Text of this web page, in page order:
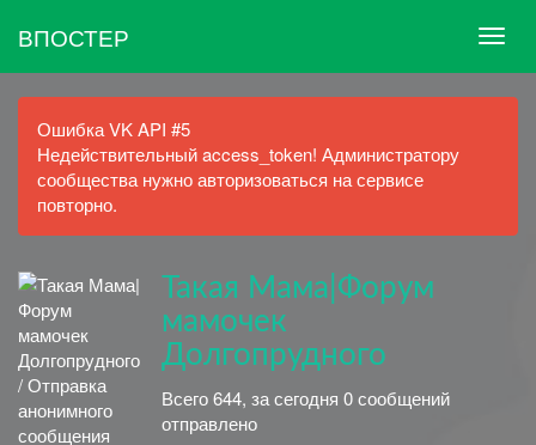
ВПОСТЕР
Ошибка VK API #5
Недействительный access_token! Администратору
сообщества нужно авторизоваться на сервисе
повторно.
Такая Мама|Форум
мамочек
Долгопрудного
Всего 644, за сегодня 0 сообщений
отправлено